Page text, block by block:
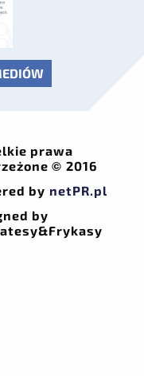
prawa
© 2016
by netPR.pl
by